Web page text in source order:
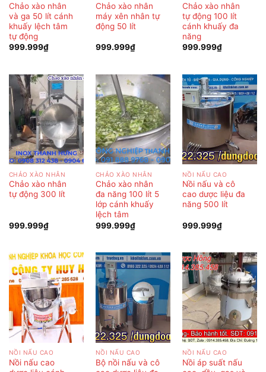
Chảo xào nhân
và ga 50 lít cánh
khuấy lệch tâm
tự động
999.999₫
Chảo xào nhân
máy xên nhân tự
động 50 lít
999.999₫
Chảo xào nhân
tự động 100 lít
cánh khuấy đa
năng
999.999₫
CHẢO XÀO NHÂN
Chảo xào nhân
tự động 300 lít
999.999₫
CHẢO XÀO NHÂN
Chảo xào nhân
đa năng 100 lít 5
lớp cánh khuấy
lệch tâm
999.999₫
NỒI NẤU CAO
Nồi nấu và cô
cao dược liệu đa
năng 500 lít
999.999₫
NỒI NẤU CAO
Nồi nấu cao
NỒI NẤU CAO
Bộ nồi nấu và cô
NỒI NẤU CAO
Nồi áp suất nấu